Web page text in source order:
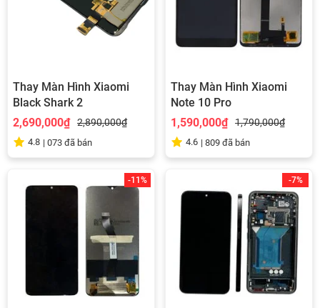
Thay Màn Hình Xiaomi
Black Shark 2
2,690,000₫
2,890,000₫
4.8 | 073 đã bán
Thay Màn Hình Xiaomi
Note 10 Pro
1,590,000₫
1,790,000₫
4.6 | 809 đã bán
-11% -7%